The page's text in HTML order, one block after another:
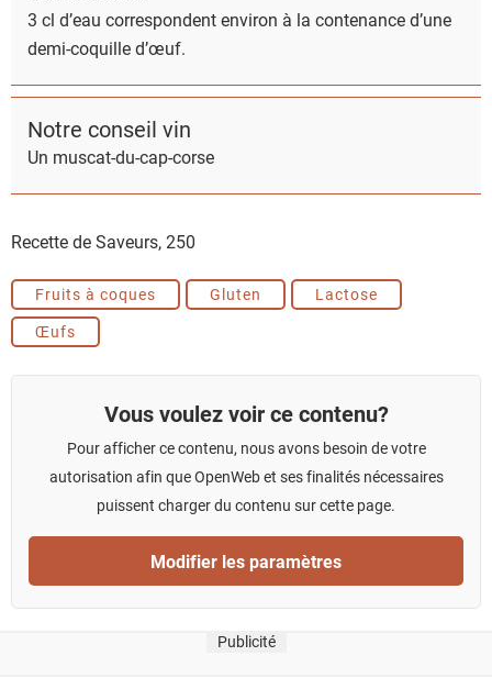
3 cl d’eau correspondent environ à la contenance d’une
demi-coquille d’œuf.
Notre conseil vin
Un muscat-du-cap-corse
Recette de Saveurs,250
Fruits à coques Gluten
Lactose
Œufs
Vous voulez voir ce contenu?
Pour afficher ce contenu, nous avons besoin de votre
autorisation afin que OpenWeb et ses finalités nécessaires
puissent charger du contenu sur cette page.
Modifier les paramètres
Publicité